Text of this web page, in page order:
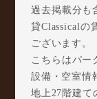
過去掲載分も
貸Classicalの
ございます。
こちらはパー
設備・空室情
地上27階建て